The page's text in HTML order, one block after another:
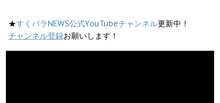
★すくパラNEWS公式YouTubeチャンネル更新中！
チャンネル登録お願いします！